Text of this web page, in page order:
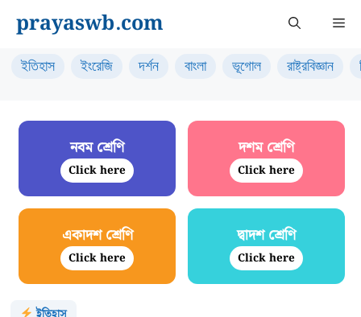
content
prayaswb.com
ইতিহাস ইংরেজি দর্শন বাংলা ভূগোল রাষ্ট্রবিজ্ঞান
নবম শ্রেণি
Click here
দশম শ্রেণি
Click here
একাদশ শ্রেণি
Click here
দ্বাদশ শ্রেণি
Click here